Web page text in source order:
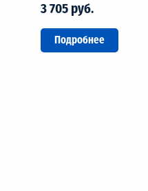
3 705 руб.
Подробнее